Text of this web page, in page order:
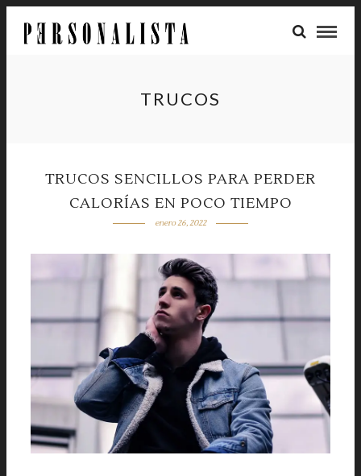
TRUCOS
TRUCOS SENCILLOS PARA PERDER
CALORÍAS EN POCO TIEMPO
enero 26, 2022